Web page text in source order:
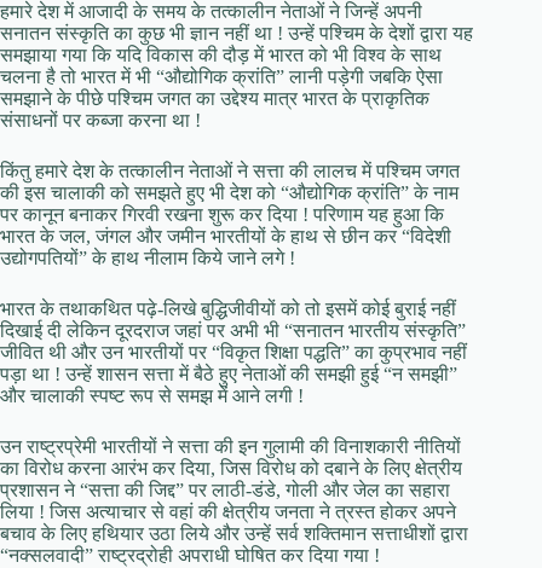
हमारे देश में आजादी के समय के तत्कालीन नेताओं ने जिन्हें अपनी
सनातन संस्कृति का कुछ भी ज्ञान नहीं था ! उन्हें पश्चिम के देशों द्वारा यह
समझाया गया कि यदि विकास की दौड़ में भारत को भी विश्व के साथ
चलना है तो भारत में भी “औद्योगिक क्रांति” लानी पड़ेगी जबकि ऐसा
समझाने के पीछे पश्चिम जगत का उद्देश्य मात्र भारत के प्राकृतिक
संसाधनों पर कब्जा करना था !
किंतु हमारे देश के तत्कालीन नेताओं ने सत्ता की लालच में पश्चिम जगत
की इस चालाकी को समझते हुए भी देश को “औद्योगिक क्रांति” के नाम
पर कानून बनाकर गिरवी रखना शुरू कर दिया ! परिणाम यह हुआ कि
भारत के जल, जंगल और जमीन भारतीयों के हाथ से छीन कर “विदेशी
उद्योगपतियों” के हाथ नीलाम किये जाने लगे !
भारत के तथाकथित पढ़े-लिखे बुद्धिजीवीयों को तो इसमें कोई बुराई नहीं
दिखाई दी लेकिन दूरदराज जहां पर अभी भी “सनातन भारतीय संस्कृति”
जीवित थी और उन भारतीयों पर “विकृत शिक्षा पद्धति” का कुप्रभाव नहीं
पड़ा था ! उन्हें शासन सत्ता में बैठे हुए नेताओं की समझी हुई “न समझी”
और चालाकी स्पष्ट रूप से समझ में आने लगी !
उन राष्ट्रप्रेमी भारतीयों ने सत्ता की इन गुलामी की विनाशकारी नीतियों
का विरोध करना आरंभ कर दिया, जिस विरोध को दबाने के लिए क्षेत्रीय
प्रशासन ने “सत्ता की जिद्द” पर लाठी-डंडे, गोली और जेल का सहारा
लिया ! जिस अत्याचार से वहां की क्षेत्रीय जनता ने त्रस्त होकर अपने
बचाव के लिए हथियार उठा लिये और उन्हें सर्व शक्तिमान सत्ताधीशों द्वारा
“नक्सलवादी” राष्ट्रद्रोही अपराधी घोषित कर दिया गया !